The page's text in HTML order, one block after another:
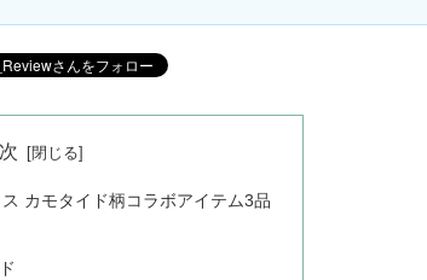
カモタイド柄コラボアイテム3品